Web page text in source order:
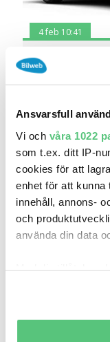
Ansvarsfull
Vi och våra 1022
som t.ex. ditt IP-
cookies för att
enhet för att kunna
innehåll, annons-
och
använda din data
som kan ha
Identifiera
för specifika
4 feb 10:41
Skoda Superb
Pris
Mil: 0 År: 2026
Räkna på försäkring
Jämför